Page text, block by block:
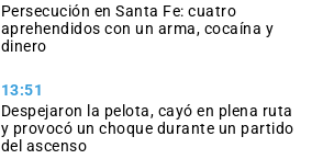
Persecución en Santa Fe: cuatro
aprehendidos con un arma, cocaína y
dinero
13:51
Despejaron la pelota, cayó en plena ruta
y provocó un choque durante un partido
del ascenso